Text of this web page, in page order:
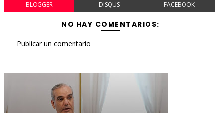
BLOGGER DISQUS FACEBOOK
NO HAY COMENTARIOS:
Publicar un comentario